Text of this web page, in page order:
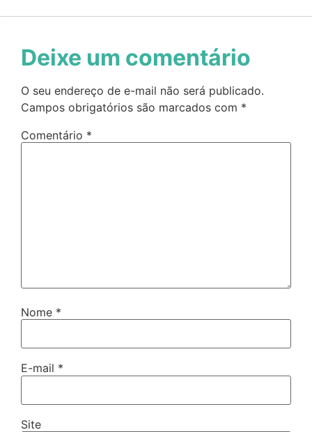
Deixe um comentário
O seu endereço de e-mail não será publicado.
Campos obrigatórios são marcados com *
Comentário *
Nome *
E-mail *
Site